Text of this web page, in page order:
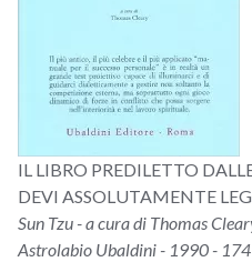
IL LIBRO PREDILETTO
DEVI ASSOLUTAMENTE
Sun Tzu - a cura di Thomas
Astrolabio Ubaldini - 1990 - 174